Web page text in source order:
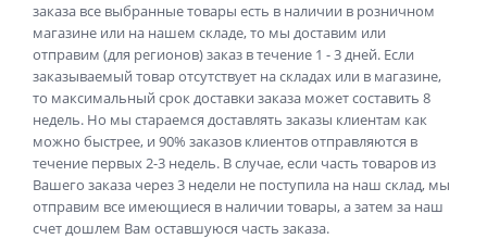
заказа все выбранные товары есть в наличии в розничном
магазине или на нашем складе, то мы доставим или
отправим (для регионов) заказ в течение 1 - 3 дней. Если
заказываемый товар отсутствует на складах или в магазине,
то максимальный срок доставки заказа может составить 8
недель. Но мы стараемся доставлять заказы клиентам как
можно быстрее, и 90% заказов клиентов отправляются в
течение первых 2-3 недель. В случае, если часть товаров из
Вашего заказа через 3 недели не поступила на наш склад, мы
отправим все имеющиеся в наличии товары, а затем за наш
счет дошлем Вам оставшуюся часть заказа.